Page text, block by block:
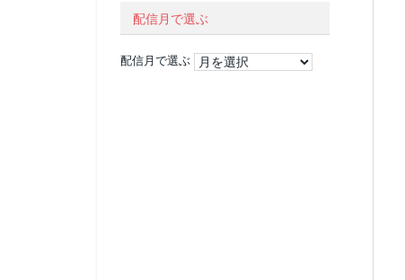
配信月で選ぶ
配信月で選ぶ